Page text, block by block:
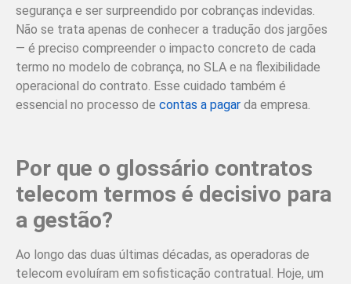
segurança e ser surpreendido por cobranças indevidas.
Não se trata apenas de conhecer a tradução dos jargões
— é preciso compreender o impacto concreto de cada
termo no modelo de cobrança, no SLA e na flexibilidade
operacional do contrato. Esse cuidado também é
essencial no processo de contas a pagar da empresa.
Por que o glossário contratos
telecom termos é decisivo para
a gestão?
Ao longo das duas últimas décadas, as operadoras de
telecom evoluíram em sofisticação contratual. Hoje, um